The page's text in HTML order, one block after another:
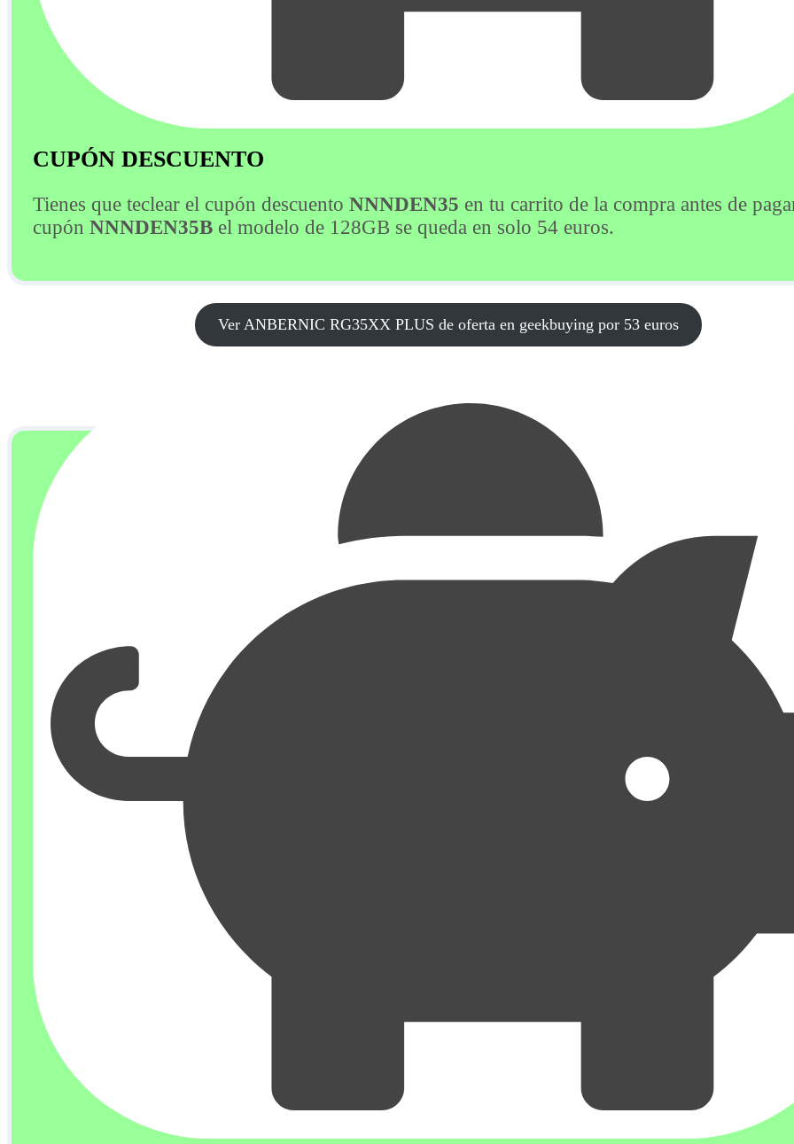
CUPÓN DESCUENTO
Tienes que teclear el cupón descuento NNNDEN35 en tu carrito de la compra antes de
cupón NNNDEN35B el modelo de 128GB se queda en solo 54 euros.
Ver ANBERNIC RG35XX PLUS de oferta en geekbuying por 53 euros